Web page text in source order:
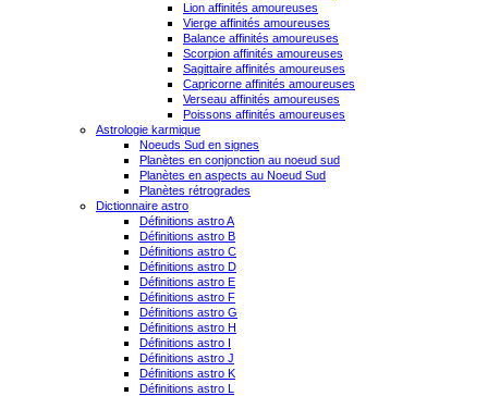
Lion affinités amoureuses
Vierge affinités amoureuses
Balance affinités amoureuses
Scorpion affinités amoureuses
Sagittaire affinités amoureuses
Capricorne affinités amoureuses
Verseau affinités amoureuses
Poissons affinités amoureuses
Astrologie karmique
Noeuds Sud en signes
Planètes en conjonction au noeud sud
Planètes en aspects au Noeud Sud
Planètes rétrogrades
Dictionnaire astro
Définitions astro A
Définitions astro B
Définitions astro C
Définitions astro D
Définitions astro E
Définitions astro F
Définitions astro G
Définitions astro H
Définitions astro I
Définitions astro J
Définitions astro K
Définitions astro L